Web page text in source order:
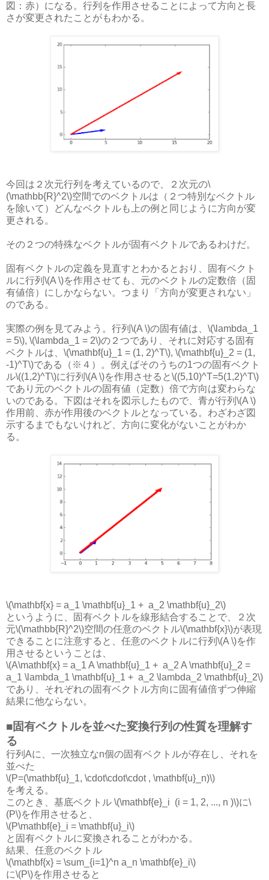
図：赤）になる。行列を作用させることによって方向と長
さが変更されたことがもわかる。
今回は２次元行列を考えているので、２次元の\
(\mathbb{R}^2\)空間でのベクトルは（２つ特別なベクトル
を除いて）どんなベクトルも上の例と同じように方向が変
更される。
その２つの特殊なベクトルが固有ベクトルであるわけだ。
固有ベクトルの定義を見直すとわかるとおり、固有ベクト
ルに行列\(A \)を作用させても、元のベクトルの定数倍（固
有値倍）にしかならない。つまり「方向が変更されない」
のである。
実際の例を見てみよう。行列\(A \)の固有値は、\(\lambda_1
= 5\), \(\lambda_1 = 2\)の２つであり、それに対応する固有
ベクトルは、\(\mathbf{u}_1 = (1, 2)^T\), \(\mathbf{u}_2 = (1,
-1)^T\)である（※４）。例えばそのうちの1つの固有ベクト
ル\((1,2)^T\)に行列\(A \)を作用させると\((5,10)^T=5(1,2)^T\)
であり元のベクトルの固有値（定数）倍で方向は変わらな
いのである。下図はそれを図示したもので、青が行列\(A \)
作用前、赤が作用後のベクトルとなっている。わざわざ図
示するまでもないけれど、方向に変化がないことがわか
る。
\(\mathbf{x} = a_1 \mathbf{u}_1 + a_2 \mathbf{u}_2\)
というように、固有ベクトルを線形結合することで、２次
元\(\mathbb{R}^2\)空間の任意のベクトル\(\mathbf{x}\)が表現
できることに注意すると、任意のベクトルに行列\(A \)を作
用させるということは、
\(A\mathbf{x} = a_1 A \mathbf{u}_1 + a_2 A \mathbf{u}_2 =
a_1 \lambda_1 \mathbf{u}_1 + a_2 \lambda_2 \mathbf{u}_2\)
であり、それぞれの固有ベクトル方向に固有値倍ずつ伸縮
結果に他ならない。
■固有ベクトルを並べた変換行列の性質を理解す
る
行列Aに、一次独立なn個の固有ベクトルが存在し、それを
並べた
\(P=(\mathbf{u}_1, \cdot\cdot\cdot , \mathbf{u}_n)\)
を考える。
このとき、基底ベクトル \(\mathbf{e}_i (i = 1, 2, ..., n )\)に\
(P\)を作用させると、
\(P\mathbf{e}_i = \mathbf{u}_i\)
と固有ベクトルに変換されることがわかる。
結果、任意のベクトル
\(\mathbf{x} = \sum_{i=1}^n a_n \mathbf{e}_i\)
に\(P\)を作用させると